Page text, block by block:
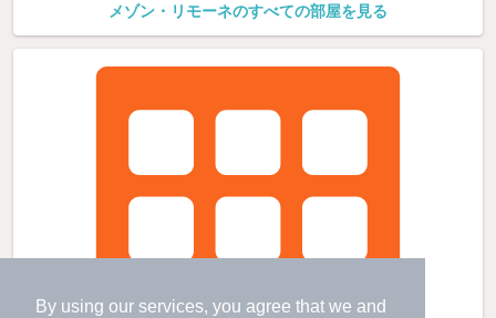
By using our services, you agree that we and
メゾン・リモーネのすべての部屋を見る